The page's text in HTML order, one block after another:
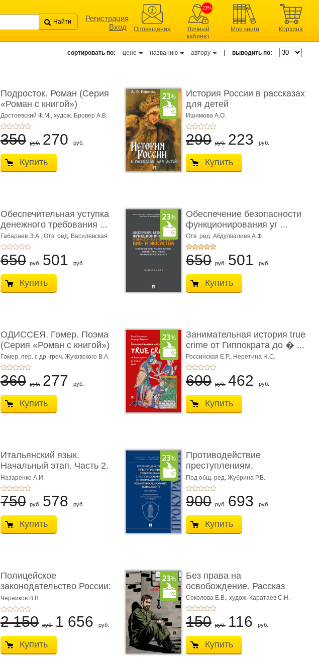
Регистрация
Вход
Оповещения
23%
Личный
кабинет
Мои книги Корзина
сортировать по: цене названию автору выводить по:
Подросток. Роман (Серия
«Роман с книгой»)
Достоевский Ф.М., худож. Бровер А.В.
350 руб. 270 руб.
Купить
История России в рассказах
для детей
Ишимова А.О.
290 руб. 223 руб.
Купить
Обеспечительная уступка
денежного требования ...
Габараев Э.А., Отв. ред. Василевская
Л.Ю.,вступ. сл. Каретина М.Г.
650 руб. 501 руб.
Купить
Обеспечение безопасности
функционирования уг ...
Отв. ред. Абдулвалиев А.Ф.
650 руб. 501 руб.
Купить
ОДИССЕЯ. Гомер. Поэма
(Серия «Роман с книгой»)
Гомер, пер. с др.-греч. Жуковского В.А.
360 руб. 277 руб.
Купить
Занимательная история true
crime от Гиппократа до � ...
Россинская Е.Р., Неретина Н.С.
600 руб. 462 руб.
Купить
Итальянский язык.
Начальный этап. Часть 2.
Учеб� ...
Назаренко А.И.
750 руб. 578 руб.
Купить
Противодействие
преступлениям,
совершаемым с ...
Под общ. ред. Жубрина Р.В.
900 руб. 693 руб.
Купить
Полицейское
законодательство России:
вчера, с� ...
Черников В.В.
2 150 руб. 1 656 руб.
Купить
Без права на
освобождение. Рассказ
Соколова Е.В., худож. Каратаев С.Н.
150 руб. 116 руб.
Купить